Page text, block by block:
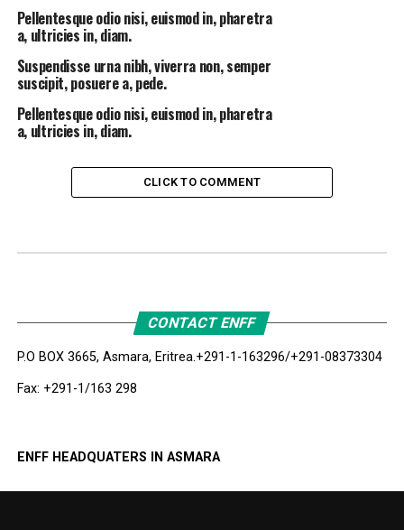
Pellentesque odio nisi, euismod in, pharetra
a, ultricies in, diam.
Suspendisse urna nibh, viverra non, semper
suscipit, posuere a, pede.
Pellentesque odio nisi, euismod in, pharetra
a, ultricies in, diam.
CLICK TO COMMENT
CONTACT ENFF
P.O BOX 3665, Asmara, Eritrea.+291-1-163296/+291-08373304
Fax: +291-1/163 298
ENFF HEADQUATERS IN ASMARA